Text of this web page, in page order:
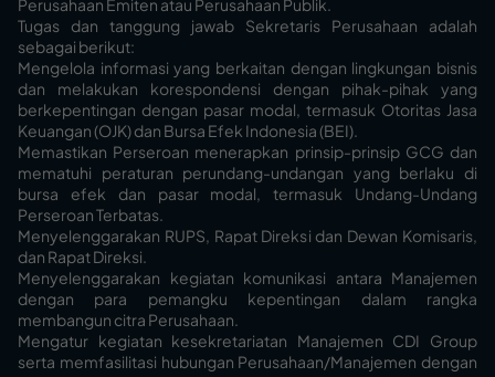
Perusahaan Emiten atau Perusahaan Publik.
Tugas dan tanggung jawab Sekretaris Perusahaan adalah
sebagai berikut:
Mengelola informasi yang berkaitan dengan lingkungan bisnis
dan melakukan korespondensi dengan pihak-pihak yang
berkepentingan dengan pasar modal, termasuk Otoritas Jasa
Keuangan (OJK) dan Bursa Efek Indonesia (BEI).
Memastikan Perseroan menerapkan prinsip-prinsip GCG dan
mematuhi peraturan perundang-undangan yang berlaku di
bursa efek dan pasar modal, termasuk Undang-Undang
Perseroan Terbatas.
Menyelenggarakan RUPS, Rapat Direksi dan Dewan Komisaris,
dan Rapat Direksi.
Menyelenggarakan kegiatan komunikasi antara Manajemen
dengan para pemangku kepentingan dalam rangka
membangun citra Perusahaan.
Mengatur kegiatan kesekretariatan Manajemen CDI Group
serta memfasilitasi hubungan Perusahaan/Manajemen dengan